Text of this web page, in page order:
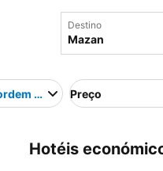
Destino
crescentePreço
Hotéis